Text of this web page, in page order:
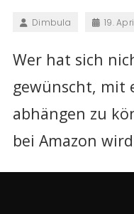
Dimbula 19.
Wer hat sich
gewünscht, mit
abhängen zu
bei Amazon